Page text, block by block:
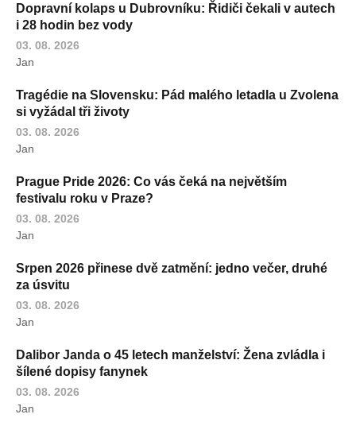
Dopravní kolaps u Dubrovníku: Řidiči čekali v autech
i 28 hodin bez vody
03. 08. 2026
Jan
Tragédie na Slovensku: Pád malého letadla u Zvolena
si vyžádal tři životy
03. 08. 2026
Jan
Prague Pride 2026: Co vás čeká na největším
festivalu roku v Praze?
03. 08. 2026
Jan
Srpen 2026 přinese dvě zatmění: jedno večer, druhé
za úsvitu
03. 08. 2026
Jan
Dalibor Janda o 45 letech manželství: Žena zvládla i
šílené dopisy fanynek
03. 08. 2026
Jan